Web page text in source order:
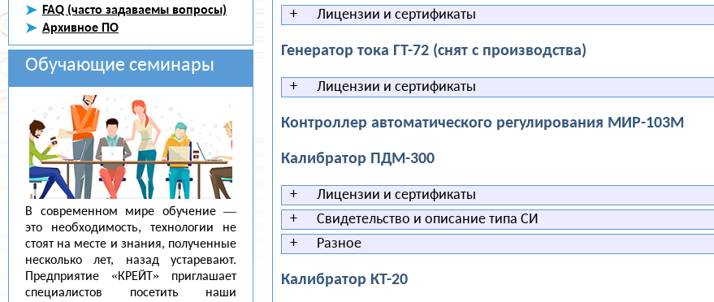
FAQ (часто задаваемы вопросы)
Архивное ПО
Обучающие семинары
В современном мире обучение —
это необходимость, технологии не
стоят на месте и знания, полученные
несколько лет, назад устаревают.
Предприятие «КРЕЙТ» приглашает
специалистов посетить наши
+ Лицензии и сертификаты
Генератор тока ГТ-72 (снят с производства)
+ Лицензии и сертификаты
Контроллер автоматического регулирования МИР-103М
Калибратор ПДМ-300
+
Лицензии и сертификаты
+
Свидетельство и описание типа СИ
+
Разное
Калибратор КТ-20